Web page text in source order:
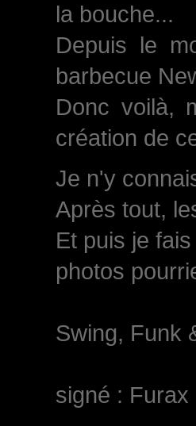
la bouche...
Depuis le
barbecue
Donc voilà,
création de
Je n'y
Après tout,
Et puis je
photos
Swing, Funk
signé : Furax